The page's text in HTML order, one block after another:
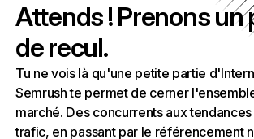
Attends ! Prenons un
de recul.
Tu ne vois là qu'une petite partie
Semrush te permet de cerner
marché. Des concurrents aux
trafic, en passant par le référencement